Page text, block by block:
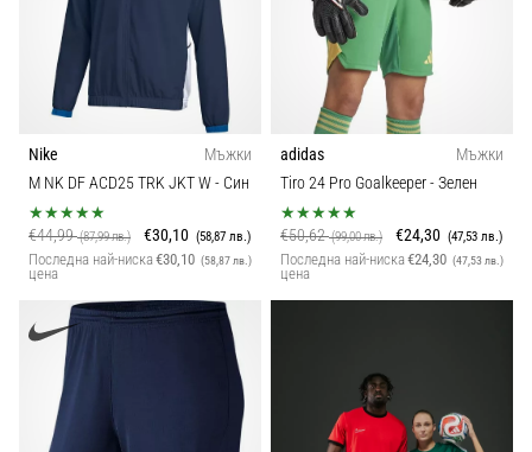
Nike
Мъжки
M NK DF ACD25 TRK JKT W- Син
€44,99(87,99 лв.) €30,10 (58,87 лв.)
Последна най-ниска
цена
€30,10 (58,87 лв.)
adidas
Мъжки
Tiro 24 Pro Goalkeeper- Зелен
€50,62(99,00 лв.) €24,30 (47,53 лв.)
Последна най-ниска
цена
€24,30 (47,53 лв.)